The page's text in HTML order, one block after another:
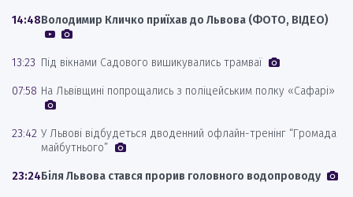
14:48Володимир Кличко приїхав до Львова (ФОТО, ВІДЕО)
13:23 Під вікнами Садового вишикувались трамваї
07:58 На Львівщині попрощались з поліцейським полку «Сафарі»
23:42 У Львові відбудеться дводенний офлайн-тренінг “Громада
майбутнього”
23:24Біля Львова стався прорив головного водопроводу